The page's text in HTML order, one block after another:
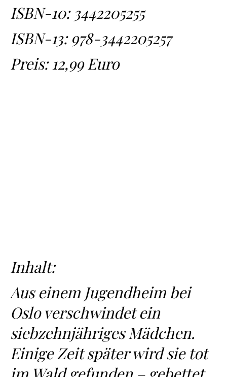
ISBN-10: 3442205255
ISBN-13: 978-3442205257
Preis: 12,99 Euro
Inhalt:
Aus einem Jugendheim bei
Oslo verschwindet ein
siebzehnjähriges Mädchen.
Einige Zeit später wird sie tot